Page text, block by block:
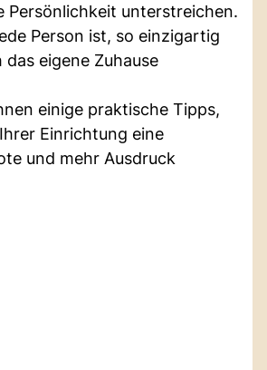
Persönlichkeit unterstreichen.
Person ist, so einzigartig
das eigene Zuhause
einige praktische Tipps,
Einrichtung eine
und mehr Ausdruck